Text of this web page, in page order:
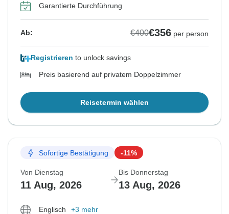
Garantierte Durchführung
Ab: €400€356 per person
Registrieren to unlock savings
Preis basierend auf privatem Doppelzimmer
Reisetermin wählen
Sofortige Bestätigung -11%
Von Dienstag
11 Aug, 2026
Bis Donnerstag
13 Aug, 2026
Englisch +3 mehr